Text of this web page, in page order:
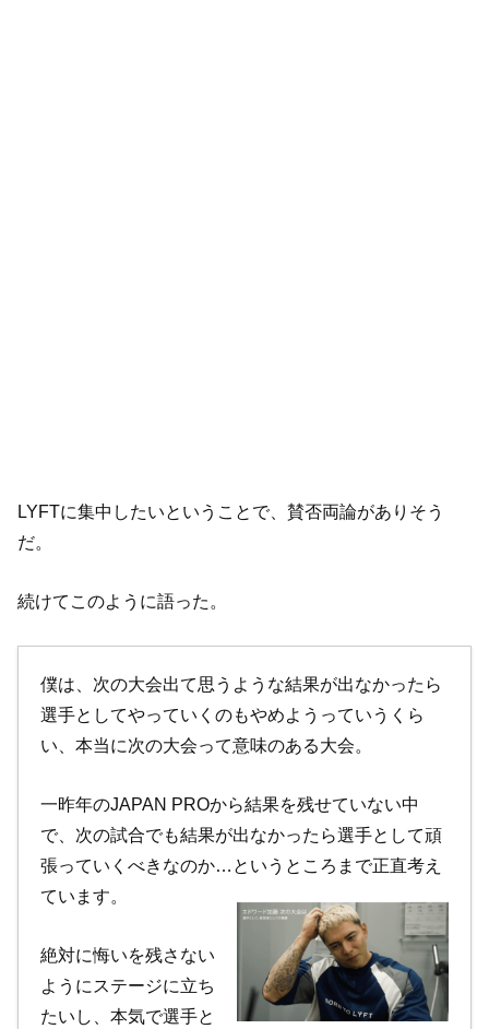
LYFTに集中したいということで、賛否両論がありそう
だ。
続けてこのように語った。
僕は、次の大会出て思うような結果が出なかったら
選手としてやっていくのもやめようっていうくら
い、本当に次の大会って意味のある大会。
一昨年のJAPAN PROから結果を残せていない中
で、次の試合でも結果が出なかったら選手として頑
張っていくべきなのか…というところまで正直考え
ています。
絶対に悔いを残さない
ようにステージに立ち
たいし、本気で選手と